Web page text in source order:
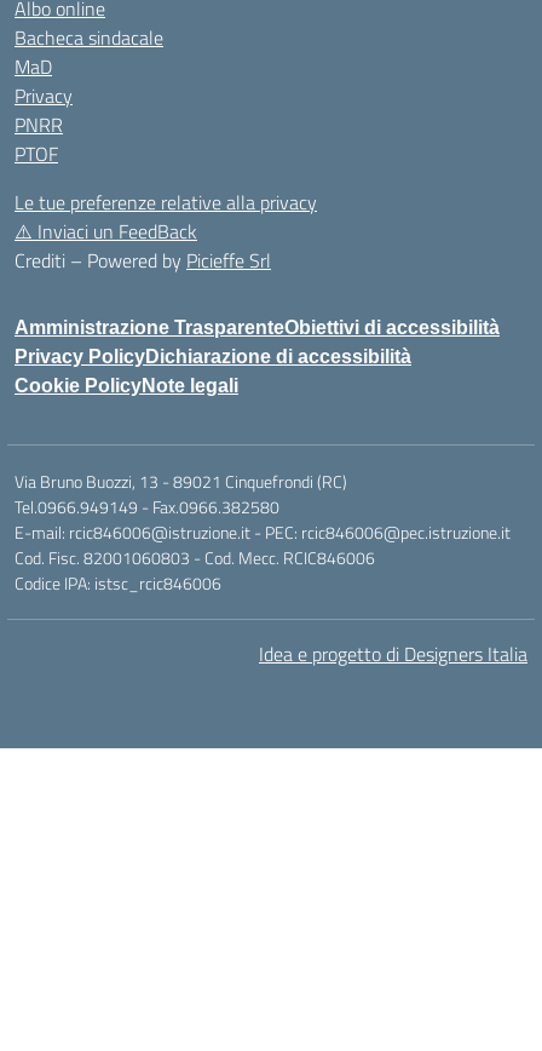
Albo online
Bacheca sindacale
MaD
Privacy
PNRR
PTOF
Le tue preferenze relative alla privacy
⚠️ Inviaci un FeedBack
Crediti – Powered by Picieffe Srl
Amministrazione TrasparenteObiettivi di accessibilità
Privacy PolicyDichiarazione di accessibilità
Cookie PolicyNote legali
Via Bruno Buozzi, 13 - 89021 Cinquefrondi (RC)
Tel.0966.949149 - Fax.0966.382580
E-mail: rcic846006@istruzione.it - PEC: rcic846006@pec.istruzione.it
Cod. Fisc. 82001060803 - Cod. Mecc. RCIC846006
Codice IPA: istsc_rcic846006
Idea e progetto di Designers Italia